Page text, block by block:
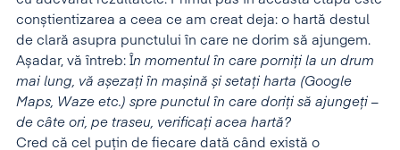
conștientizarea a ceea ce am creat deja: o hartă destul
de clară asupra punctului în care ne dorim să ajungem.
Așadar, vă întreb: În momentul în care porniți la un drum
mai lung, vă așezați în mașină și setați harta (Google
Maps, Waze etc.) spre punctul în care doriți să ajungeți –
de câte ori, pe traseu, verificați acea hartă?
Cred că cel puțin de fiecare dată când există o